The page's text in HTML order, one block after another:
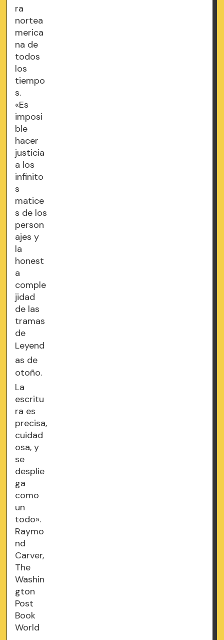
ra
nortea
merica
na de
todos
los
tiempo
s.
«Es
imposi
ble
hacer
justicia
a los
infinito
s
matice
s de los
person
ajes y
la
honest
a
comple
jidad
de las
tramas
de
Leyend
as de
otoño.
La
escritu
ra es
precisa,
cuidad
osa, y
se
desplie
ga
como
un
todo».
Raymo
nd
Carver,
The
Washin
gton
Post
Book
World